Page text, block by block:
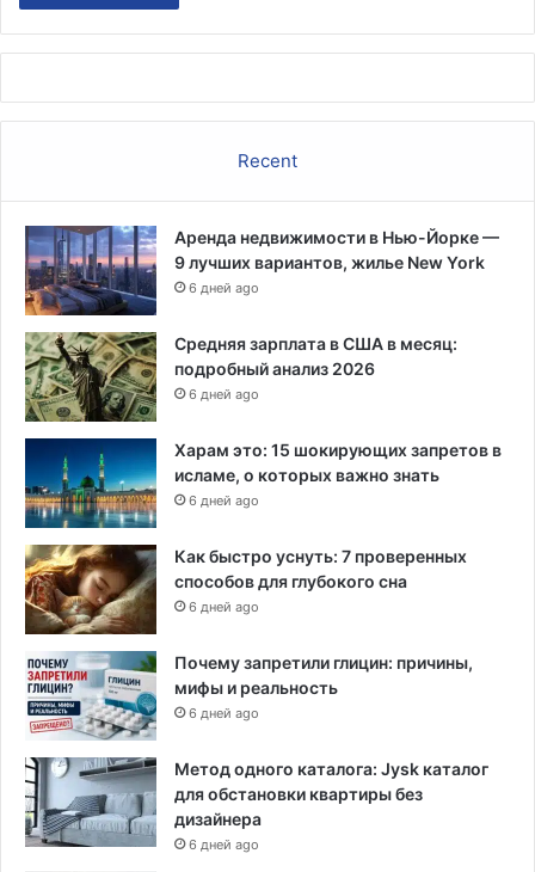
Recent
Аренда недвижимости в Нью-Йорке —
9 лучших вариантов, жилье New York
6 дней ago
Средняя зарплата в США в месяц:
подробный анализ 2026
6 дней ago
Харам это: 15 шокирующих запретов в
исламе, о которых важно знать
6 дней ago
Как быстро уснуть: 7 проверенных
способов для глубокого сна
6 дней ago
Почему запретили глицин: причины,
мифы и реальность
6 дней ago
Метод одного каталога: Jysk каталог
для обстановки квартиры без
дизайнера
6 дней ago